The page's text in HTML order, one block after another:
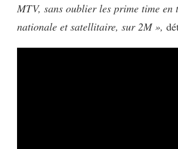
MTV, sans oublier les prime time en
nationale et satellitaire, sur 2M »,